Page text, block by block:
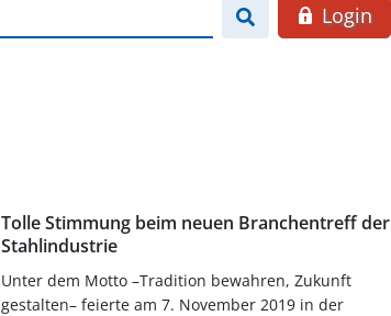
Login
Tolle Stimmung beim neuen Branchentreff der
Stahlindustrie
Unter dem Motto –Tradition bewahren, Zukunft
gestalten– feierte am 7. November 2019 in der